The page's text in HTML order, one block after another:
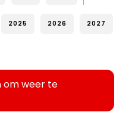
2025 2026 2027
om weer te